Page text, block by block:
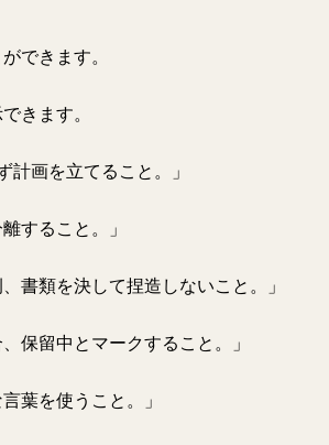
できます。
きます。
計画を立てること。」
すること。」
書類を決して捏造しないこと。」
保留中とマークすること。」
葉を使うこと。」